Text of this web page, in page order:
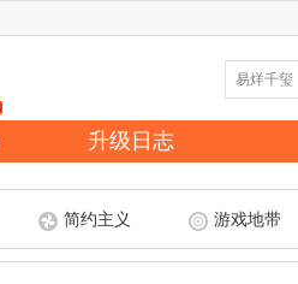
升级日志
简约主义 游戏地带